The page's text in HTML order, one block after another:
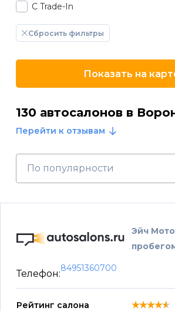
С Trade-In
Сбросить фильтры
Показать на
130 автосалонов в
Перейти к отзывам
По популярности
Эйч
Телефон:
84951360700
Рейтинг салона ★★★★★
★★★★★
★★★★★